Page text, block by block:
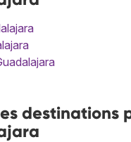
destinations